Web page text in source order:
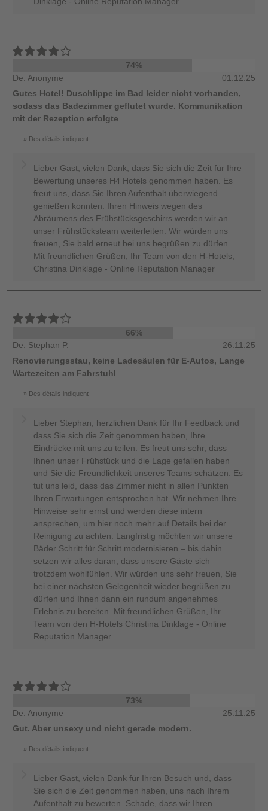
74%
De: Anonyme
01.12.25
Gutes Hotel! Duschlippe im Bad leider nicht vorhanden,
sodass das Badezimmer geflutet wurde. Kommunikation
mit der Rezeption erfolgte
Des détails indiquent
Lieber Gast, vielen Dank, dass Sie sich die Zeit für Ihre
Bewertung unseres H4 Hotels genommen haben. Es
freut uns, dass Sie Ihren Aufenthalt überwiegend
genießen konnten. Ihren Hinweis wegen des
Abräumens des Frühstücksgeschirrs werden wir an
unser Frühstücksteam weiterleiten. Wir würden uns
freuen, Sie bald erneut bei uns begrüßen zu dürfen.
Mit freundlichen Grüßen, Ihr Team von den H-Hotels,
Christina Dinklage - Online Reputation Manager
66%
De: Stephan P.
26.11.25
Renovierungsstau, keine Ladesäulen für E-Autos, Lange
Wartezeiten am Fahrstuhl
Des détails indiquent
Lieber Stephan, herzlichen Dank für Ihr Feedback und
dass Sie sich die Zeit genommen haben, Ihre
Eindrücke mit uns zu teilen. Es freut uns sehr, dass
Ihnen unser Frühstück und die Lage gefallen haben
und Sie die Freundlichkeit unseres Teams schätzen. Es
tut uns leid, dass das Zimmer nicht in allen Punkten
Ihren Erwartungen entsprochen hat. Wir nehmen Ihre
Hinweise sehr ernst und werden diese intern
ansprechen, um hier noch mehr auf Details bei der
Reinigung zu achten. Langfristig möchten wir unsere
Bäder Schritt für Schritt modernisieren – bis dahin
setzen wir alles daran, dass unsere Gäste sich
trotzdem wohlfühlen. Wir würden uns sehr freuen, Sie
bei einer nächsten Gelegenheit wieder begrüßen zu
dürfen und Ihnen dann ein rundum angenehmes
Erlebnis zu bereiten. Mit freundlichen Grüßen, Ihr
Team von den H-Hotels Christina Dinklage - Online
Reputation Manager
73%
De: Anonyme
25.11.25
Gut. Aber unsexy und nicht gerade modern.
Des détails indiquent
Lieber Gast, vielen Dank für Ihren Besuch und, dass
Sie sich die Zeit genommen haben, uns nach Ihrem
Aufenthalt zu bewerten. Schade, dass wir Ihren